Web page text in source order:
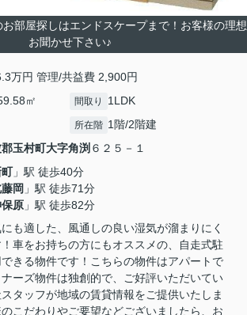
お部屋探しはエンドスケープまで！お客様の理想
お聞かせ下さい♪
万円 管理/共益費 2,900円
㎡ 間取り 1LDK
所在階 1階/2階建
玉村町大字角渕 ６２５－１
」駅 徒歩40分
岡 」駅 徒歩71分
原 」駅 徒歩82分
も適した、風通しの良い湿気が溜まりにく
車をお持ちの方にもオススメの、自走式駐
きる物件です！こちらの物件はアパートで
ーズ物件は独創的で、ご好評いただいてい
タッフが地域の賃貸情報をご提供いたしま
こだわりやご要望などございましたら、お